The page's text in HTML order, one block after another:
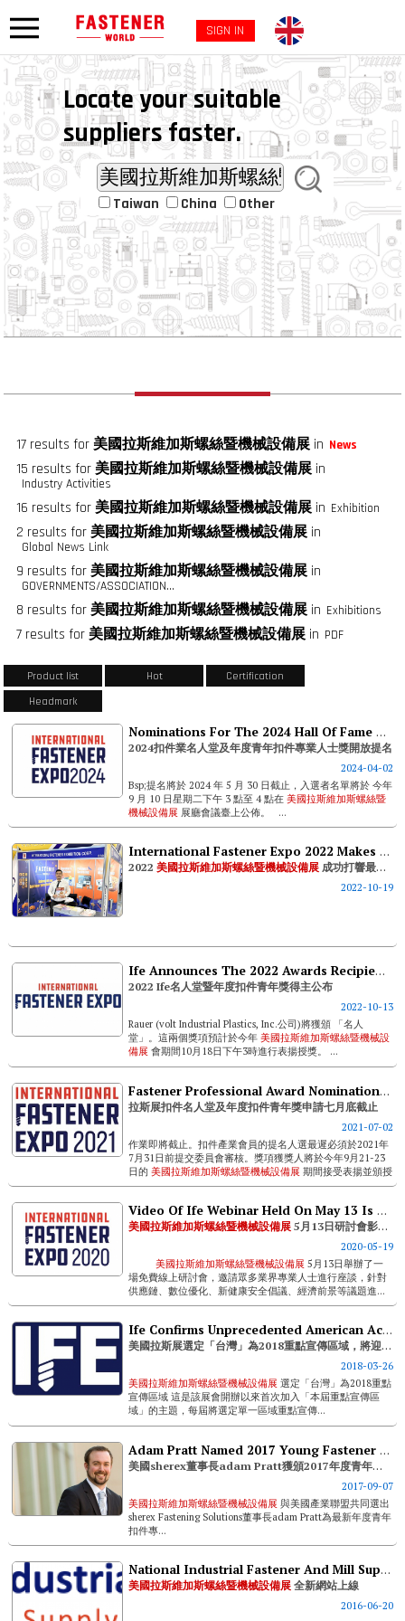
SIGN IN
Locate your suitable
suppliers faster.
Taiwan China Other
17 results for美國拉斯維加斯螺絲暨機械設備展in News
15 results for美國拉斯維加斯螺絲暨機械設備展in
Industry Activities
16 results for美國拉斯維加斯螺絲暨機械設備展in Exhibition
2 results for美國拉斯維加斯螺絲暨機械設備展in
Global News Link
9 results for美國拉斯維加斯螺絲暨機械設備展in
GOVERNMENTS/ASSOCIATIONS/FASTENER GROUPS
8 results for美國拉斯維加斯螺絲暨機械設備展in Exhibitions
7 results for美國拉斯維加斯螺絲暨機械設備展in PDF
Product list Hot
Certification
Headmark
Nominations For The 2024 Hall Of Fame And Young Fastener Professional Of The Year Awards Open
2024扣件業名人堂及年度青年扣件專業人士獎開放提名
2024-04-02
Bsp;提名將於 2024 年 5 月 30 日截止，入選者名單將於 今年
9 月 10 日星期二下午 3 點至 4 點在 美國拉斯維加斯螺絲暨
機械設備展 展廳會議臺上公佈。 ...
International Fastener Expo 2022 Makes The Best Fastener Show In The U.s.
2022 美國拉斯維加斯螺絲暨機械設備展成功打響最佳扣件展
2022-10-19
Ife Announces The 2022 Awards Recipients
2022 Ife名人堂暨年度扣件青年獎得主公布
2022-10-13
Rauer (volt Industrial Plastics, Inc.公司)將獲頒 「名人
堂」。這兩個獎項預計於今年 美國拉斯維加斯螺絲暨機械設
備展會期間10月18日下午3時進行表揚授獎。 ...
Fastener Professional Award Nomination Deadline
拉斯展扣件名人堂及年度扣件青年獎申請七月底截止
2021-07-02
作業即將截止。扣件產業會員的提名人選最遲必須於2021年
7月31日前提交委員會審核。獎項獲獎人將於今年9月21-23
日的 美國拉斯維加斯螺絲暨機械設備展期間接受表揚並頒授
獎牌。 扣件名人堂主...
Video Of Ife Webinar Held On May 13 Is Now Available To Watch On Demand
美國拉斯維加斯螺絲暨機械設備展5月13日研討會影片上線
2020-05-19
美國拉斯維加斯螺絲暨機械設備展5月13日舉辦了一
場免費線上研討會，邀請眾多業界專業人士進行座談，針對
供應鏈、數位優化、新健康安全倡議、經濟前景等議題進...
Ife Confirms Unprecedented American Access To European Markets At Upcoming 2018 Fastener Expo
美國拉斯展選定「台灣」為2018重點宣傳區域，將迎來歐盟代表團
2018-03-26
美國拉斯維加斯螺絲暨機械設備展選定「台灣」為2018重點
宣傳區域 這是該展會開辦以來首次加入「本屆重點宣傳區
域」的主題，每屆將選定單一區域重點宣傳...
Adam Pratt Named 2017 Young Fastener Professional Of The Year By The Fastener Show
美國sherex董事長adam Pratt獲頒2017年度青年扣件專業人士獎
2017-09-07
美國拉斯維加斯螺絲暨機械設備展與美國產業聯盟共同選出
sherex Fastening Solutions董事長adam Pratt為最新年度青年
扣件專...
National Industrial Fastener And Mill Supply Expo Launches New Website
美國拉斯維加斯螺絲暨機械設備展全新網站上線
2016-06-20